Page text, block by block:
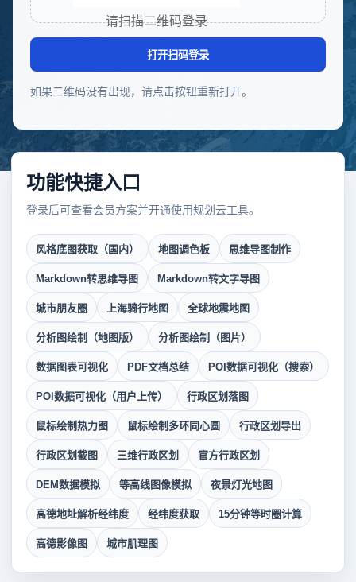
请扫描二维码登录
打开扫码登录
如果二维码没有出现，请点击按钮重新打开。
功能快捷入口
登录后可查看会员方案并开通使用规划云工具。
风格底图获取（国内） 地图调色板 思维导图制作
Markdown转思维导图 Markdown转文字导图
城市朋友圈 上海骑行地图 全球地震地图
分析图绘制（地图版） 分析图绘制（图片）
数据图表可视化 PDF文档总结 POI数据可视化（搜索）
POI数据可视化（用户上传） 行政区划落图
鼠标绘制热力图 鼠标绘制多环同心圆 行政区划导出
行政区划截图 三维行政区划 官方行政区划
DEM数据模拟 等高线图像模拟 夜景灯光地图
高德地址解析经纬度 经纬度获取 15分钟等时圈计算
高德影像图 城市肌理图